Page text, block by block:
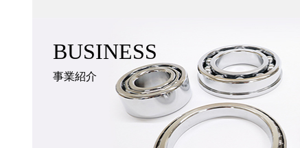
BUSINESS
事業紹介